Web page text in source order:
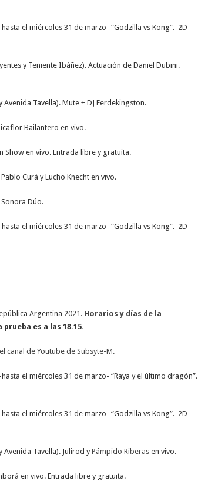
el miércoles 31 de marzo- “Godzilla vs Kong”. 2D
y Teniente Ibáñez). Actuación de Daniel Dubini.
Tavella). Mute + DJ Ferdekingston.
Bailantero en vivo.
Show en vivo. Entrada libre y gratuita.
Curá y Lucho Knecht en vivo.
Dúo.
el miércoles 31 de marzo- “Godzilla vs Kong”. 2D
Argentina 2021. Horarios y días de la
prueba es a las 18.15.
el canal de Youtube de Subsyte-M.
el miércoles 31 de marzo- “Raya y el último dragón”.
el miércoles 31 de marzo- “Godzilla vs Kong”. 2D
Avenida Tavella). Julirod yPámpido Riberasen vivo.
en vivo. Entrada libre y gratuita.